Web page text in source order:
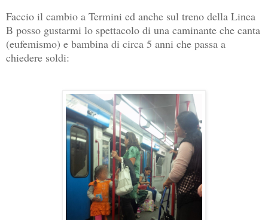
Faccio il cambio a Termini ed anche sul treno della Linea
B posso gustarmi lo spettacolo di una caminante che canta
(eufemismo) e bambina di circa 5 anni che passa a
chiedere soldi: